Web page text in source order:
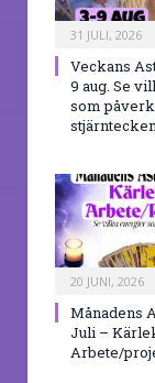
31 JULI, 2026
Veckans
9 aug. Se
som
20 JUNI, 2026
Månadens
Juli –
Arbete/